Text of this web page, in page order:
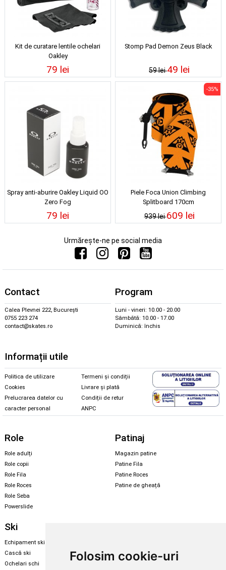
Folosim cookie-uri
Kit de curatare lentile ochelari
Oakley
79 lei
Stomp Pad Demon Zeus Black
59 lei49 lei
Spray anti-aburire Oakley Liquid OO
Zero Fog
79 lei
Piele Foca Union Climbing
Splitboard 170cm
939 lei
-35%
609 lei
Urmărește-ne pe social media
Contact
Calea Plevnei 222, București
0755 223 274
contact@skates.ro
Program
Luni - vineri: 10.00 - 20.00
Sâmbătă: 10.00 - 17.00
Duminică: închis
Informații utile
Politica de utilizare
Cookies
Prelucrarea datelor cu
caracter personal
Termeni și condiții
Livrare și plată
Condiții de retur
ANPC
Role
Role adulți
Role copii
Role Fila
Role Roces
Role Seba
Powerslide
Patinaj
Magazin patine
Patine Fila
Patine Roces
Patine de gheață
Ski
Echipament ski
Cască ski
Ochelari schi
Echipament snowboard